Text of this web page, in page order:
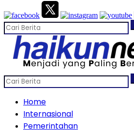
Home
Internasional
Pemerintahan